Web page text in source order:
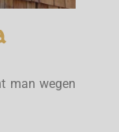
man wegen